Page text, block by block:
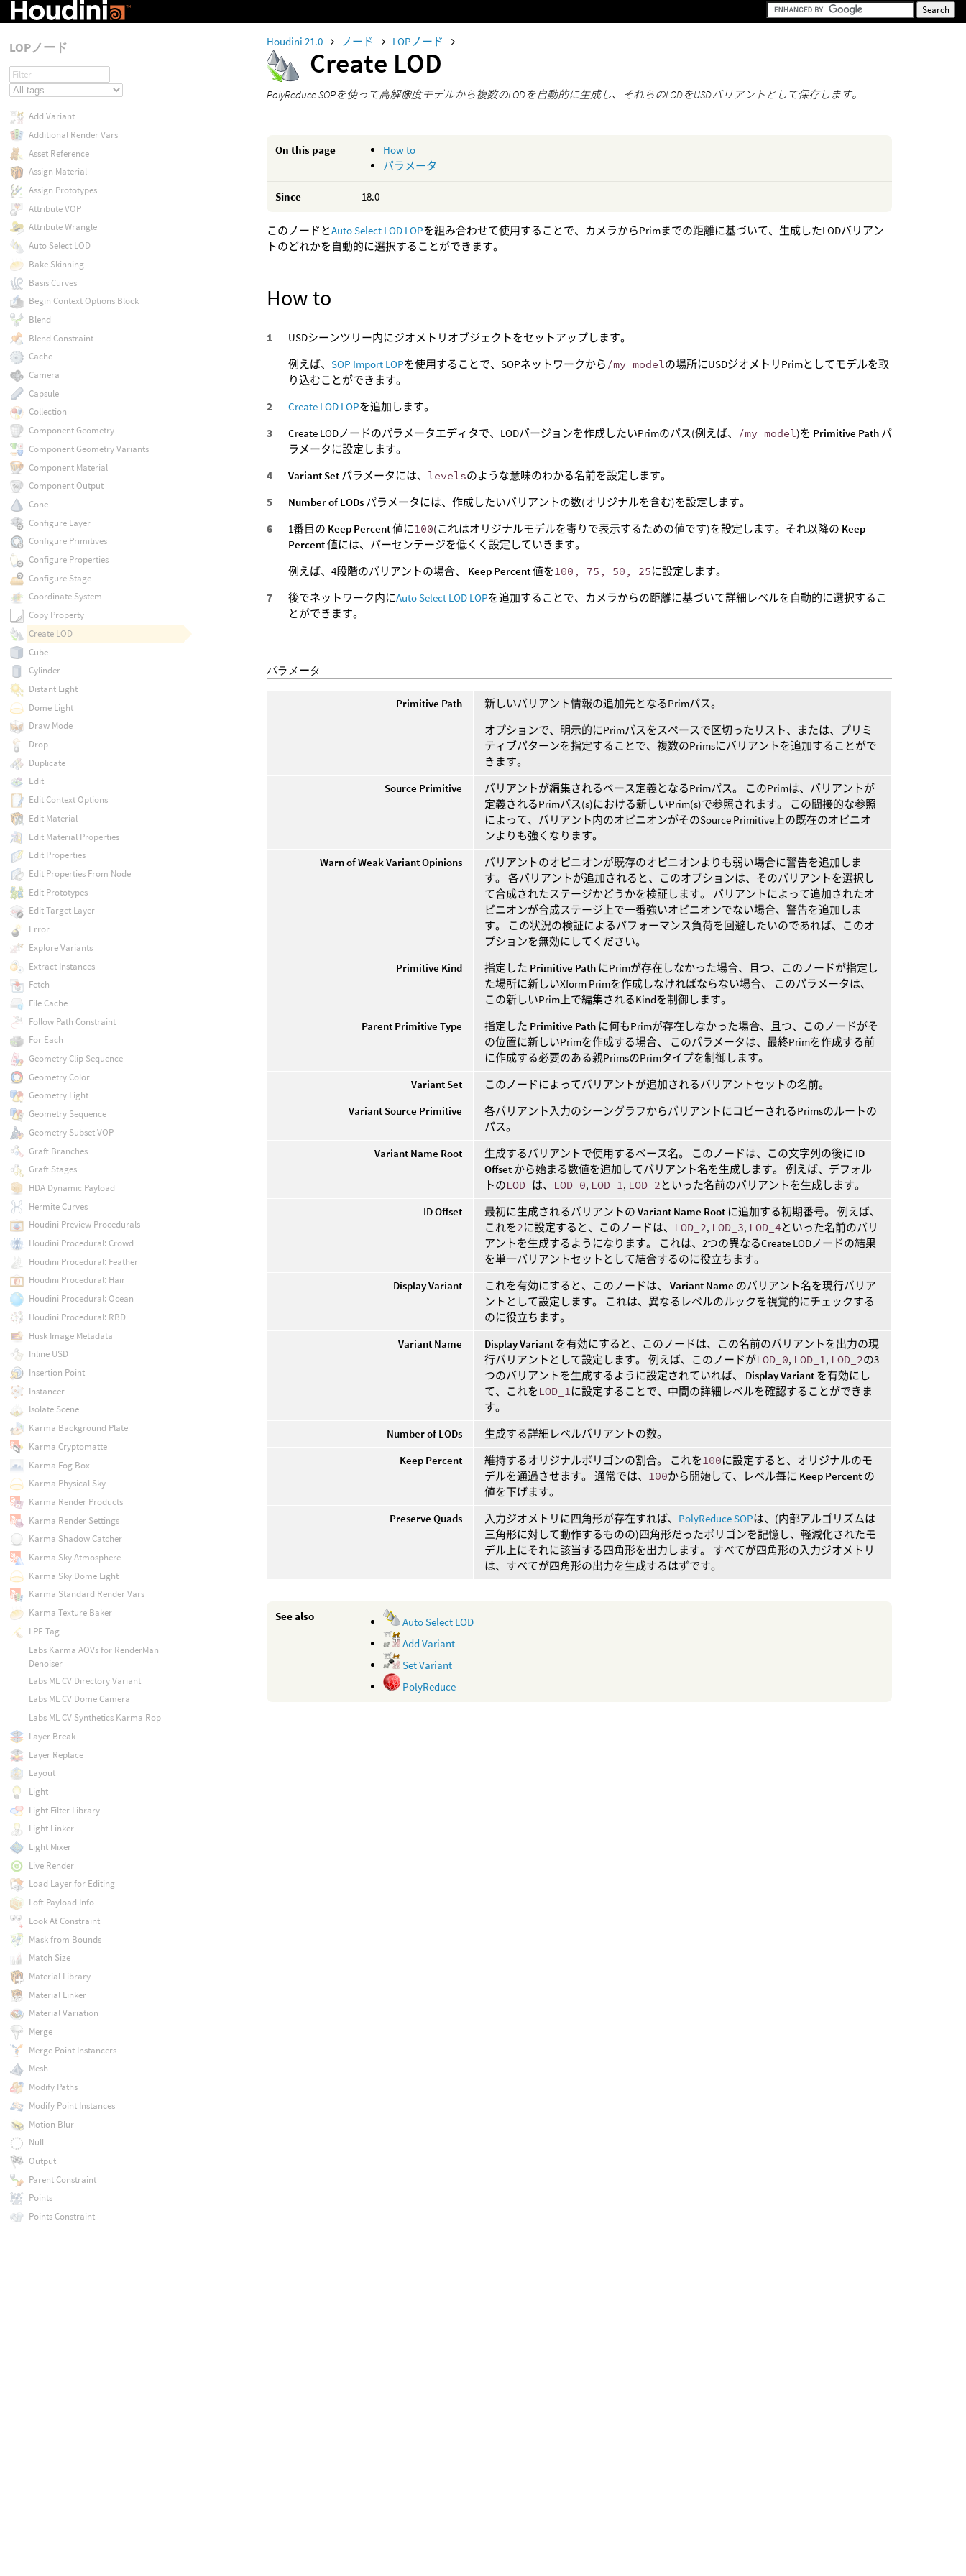
Houdini 21.0 ノード LOPノード
Create LOD
PolyReduce SOPを使って高解像度モデルから複数のLODを自動的に生成し、それらのLODをUSDバリアントとして保存します。
On this page
How to
パラメータ
Since 18.0
このノードとAuto Select LOD LOPを組み合わせて使用することで、カメラからPrimまでの距離に基づいて、生成したLODバリアン
トのどれかを自動的に選択することができます。
How to
USDシーンツリー内にジオメトリオブジェクトをセットアップします。
例えば、SOP Import LOPを使用することで、SOPネットワークから /my_modelの場所にUSDジオメトリPrimとしてモデルを取
り込むことができます。
Create LOD LOPを追加します。
Create LODノードのパラメータエディタで、LODバージョンを作成したいPrimのパス(例えば、 /my_model)を Primitive Path パ
ラメータに設定します。
Variant Set パラメータには、 levelsのような意味のわかる名前を設定します。
Number of LODs パラメータには、作成したいバリアントの数(オリジナルを含む)を設定します。
1番目の Keep Percent値に100(これはオリジナルモデルを寄りで表示するための値です)を設定します。それ以降の Keep
Percent値には、パーセンテージを低くく設定していきます。
例えば、4段階のバリアントの場合、 Keep Percent値を100, 75, 50, 25に設定します。
後でネットワーク内にAuto Select LOD LOPを追加することで、カメラからの距離に基づいて詳細レベルを自動的に選択するこ
とができます。
パラメータ
Primitive Path
新しいバリアント情報の追加先となるPrimパス。
オプションで、明示的にPrimパスをスペースで区切ったリスト、または、プリミ
ティブパターンを指定することで、複数のPrimsにバリアントを追加することがで
きます。
Source Primitive
バリアントが編集されるベース定義となるPrimパス。 このPrimは、バリアントが
定義されるPrimパス(s)における新しいPrim(s)で参照されます。 この間接的な参照
によって、バリアント内のオピニオンがそのSource Primitive上の既在のオピニオ
ンよりも強くなります。
Warn of Weak Variant Opinions
バリアントのオピニオンが既存のオピニオンよりも弱い場合に警告を追加しま
す。 各バリアントが追加されると、このオプションは、そのバリアントを選択し
て合成されたステージかどうかを検証します。 バリアントによって追加されたオ
ピニオンが合成ステージ上で一番強いオピニオンでない場合、警告を追加しま
す。 この状況の検証によるパフォーマンス負荷を回避したいのであれば、このオ
プションを無効にしてください。
Primitive Kind
指定した Primitive Path にPrimが存在しなかった場合、且つ、このノードが指定し
た場所に新しいXform Primを作成しなければならない場合、 このパラメータは、
この新しいPrim上で編集されるKindを制御します。
Parent Primitive Type
指定した Primitive Path に何もPrimが存在しなかった場合、且つ、このノードがそ
の位置に新しいPrimを作成する場合、 このパラメータは、最終Primを作成する前
に作成する必要のある親PrimsのPrimタイプを制御します。
Variant Set
このノードによってバリアントが追加されるバリアントセットの名前。
Variant Source Primitive
各バリアント入力のシーングラフからバリアントにコピーされるPrimsのルートの
パス。
Variant Name Root
生成するバリアントで使用するベース名。 このノードは、この文字列の後に ID
Offset から始まる数値を追加してバリアント名を生成します。 例えば、デフォル
トのLOD_ は、 LOD_0, LOD_1 , LOD_2といった名前のバリアントを生成します。
ID Offset
最初に生成されるバリアントのVariant Name Root に追加する初期番号。 例えば、
これを2に設定すると、このノードは、 LOD_2, LOD_3, LOD_4といった名前のバリ
アントを生成するようになります。 これは、2つの異なるCreate LODノードの結果
を単一バリアントセットとして結合するのに役立ちます。
Display Variant
これを有効にすると、このノードは、Variant Name のバリアント名を現行バリア
ントとして設定します。 これは、異なるレベルのルックを視覚的にチェックする
のに役立ちます。
Variant Name
Display Variant を有効にすると、このノードは、この名前のバリアントを出力の現
行バリアントとして設定します。 例えば、このノードがLOD_0, LOD_1 , LOD_2の3
つのバリアントを生成するように設定されていれば、 Display Variant を有効にし
て、これを LOD_1 に設定することで、中間の詳細レベルを確認することができま
す。
Number of LODs
生成する詳細レベルバリアントの数。
Keep Percent
維持するオリジナルポリゴンの割合。 これを 100に設定すると、オリジナルのモ
デルを通過させます。 通常では、 100から開始して、レベル毎に Keep Percent の
値を下げます。
Preserve Quads
入力ジオメトリに四角形が存在すれば、 PolyReduce SOPは、(内部アルゴリズムは
三角形に対して動作するものの)四角形だったポリゴンを記憶し、軽減化されたモ
デル上にそれに該当する四角形を出力します。 すべてが四角形の入力ジオメトリ
は、すべてが四角形の出力を生成するはずです。
See also
Auto Select LOD
Add Variant
Set Variant
PolyReduce
LOPノード
Add Variant
Additional Render Vars
Asset Reference
Assign Material
Assign Prototypes
Attribute VOP
Attribute Wrangle
Auto Select LOD
Bake Skinning
Basis Curves
Begin Context Options Block
Blend
Blend Constraint
Cache
Camera
Capsule
Collection
Component Geometry
Component Geometry Variants
Component Material
Component Output
Cone
Configure Layer
Configure Primitives
Configure Properties
Configure Stage
Coordinate System
Copy Property
Create LOD
Cube
Cylinder
Distant Light
Dome Light
Draw Mode
Drop
Duplicate
Edit
Edit Context Options
Edit Material
Edit Material Properties
Edit Properties
Edit Properties From Node
Edit Prototypes
Edit Target Layer
Error
Explore Variants
Extract Instances
Fetch
File Cache
Follow Path Constraint
For Each
Geometry Clip Sequence
Geometry Color
Geometry Light
Geometry Sequence
Geometry Subset VOP
Graft Branches
Graft Stages
HDA Dynamic Payload
Hermite Curves
Houdini Preview Procedurals
Houdini Procedural: Crowd
Houdini Procedural: Feather
Houdini Procedural: Hair
Houdini Procedural: Ocean
Houdini Procedural: RBD
Husk Image Metadata
Inline USD
Insertion Point
Instancer
Isolate Scene
Karma Background Plate
Karma Cryptomatte
Karma Fog Box
Karma Physical Sky
Karma Render Products
Karma Render Settings
Karma Shadow Catcher
Karma Sky Atmosphere
Karma Sky Dome Light
Karma Standard Render Vars
Karma Texture Baker
LPE Tag
Labs Karma AOVs for RenderMan
Denoiser
Labs ML CV Directory Variant
Labs ML CV Dome Camera
Labs ML CV Synthetics Karma Rop
Layer Break
Layer Replace
Layout
Light
Light Filter Library
Light Linker
Light Mixer
Live Render
Load Layer for Editing
Loft Payload Info
Look At Constraint
Mask from Bounds
Match Size
Material Library
Material Linker
Material Variation
Merge
Merge Point Instancers
Mesh
Modify Paths
Modify Point Instances
Motion Blur
Null
Output
Parent Constraint
Points
Points Constraint